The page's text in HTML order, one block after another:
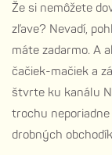
Že si nemôžete
zľave? Nevadí,
máte zadarmo. A
čačiek-mačiek a
štvrte ku kanálu
trochu neporiadne
drobných